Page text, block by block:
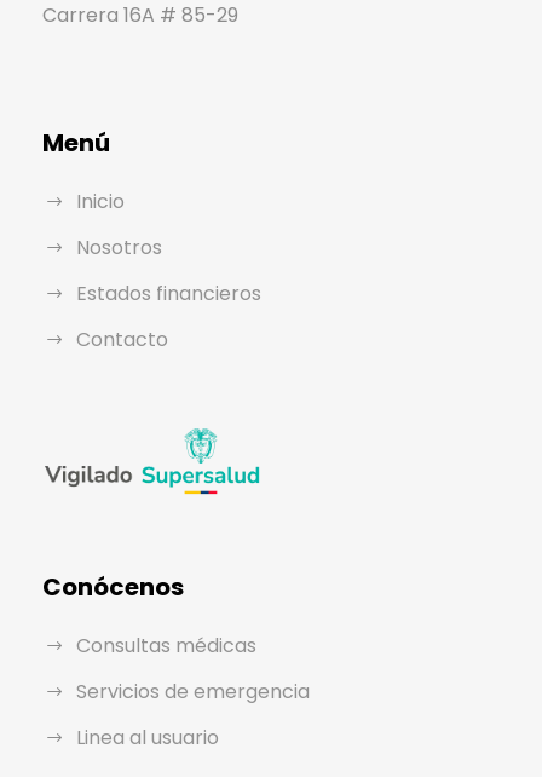
Carrera 16A # 85-29
Menú
Inicio
Nosotros
Estados financieros
Contacto
Conócenos
Consultas médicas
Servicios de emergencia
Linea al usuario